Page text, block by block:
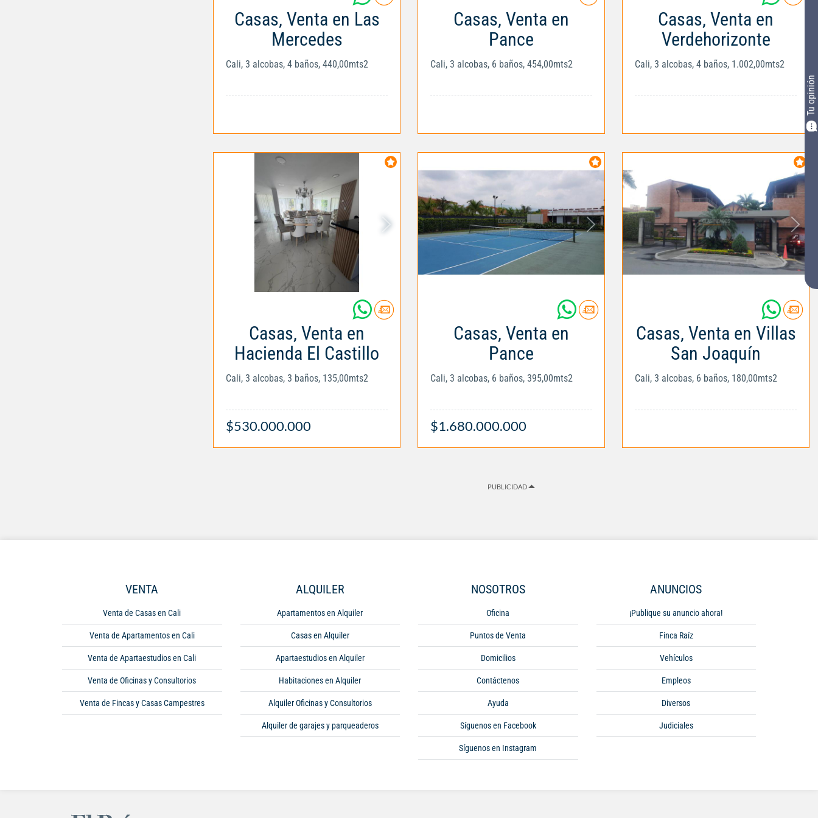
Tu opinión
Casas, Venta en Las
Mercedes
Cali, 3 alcobas, 4 baños, 440,00mts2
Casas, Venta en
Pance
Cali, 3 alcobas, 6 baños, 454,00mts2
Casas, Venta en
Verdehorizonte
Cali, 3 alcobas, 4 baños, 1.002,00mts2
Casas, Venta en
Hacienda El Castillo
Cali, 3 alcobas, 3 baños, 135,00mts2
$530.000.000
Casas, Venta en
Pance
Cali, 3 alcobas, 6 baños, 395,00mts2
$1.680.000.000
Casas, Venta en Villas
San Joaquín
Cali, 3 alcobas, 6 baños, 180,00mts2
PUBLICIDAD
VENTA
Venta de Casas en Cali
Venta de Apartamentos en Cali
Venta de Apartaestudios en Cali
Venta de Oficinas y Consultorios
Venta de Fincas y Casas Campestres
ALQUILER
Apartamentos en Alquiler
Casas en Alquiler
Apartaestudios en Alquiler
Habitaciones en Alquiler
Alquiler Oficinas y Consultorios
Alquiler de garajes y parqueaderos
NOSOTROS
Oficina
Puntos de Venta
Domicilios
Contáctenos
Ayuda
Síguenos en Facebook
Síguenos en Instagram
ANUNCIOS
¡Publique su anuncio ahora!
Finca Raíz
Vehículos
Empleos
Diversos
Judiciales